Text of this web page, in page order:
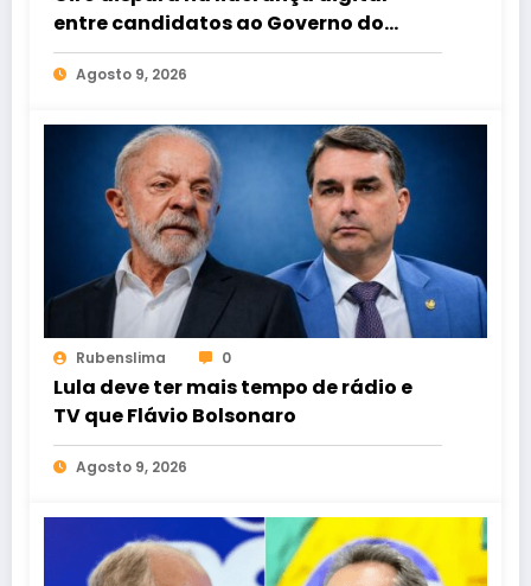
entre candidatos ao Governo do
Ceará
Agosto 9, 2026
Rubenslima 0
Lula deve ter mais tempo de rádio e
TV que Flávio Bolsonaro
Agosto 9, 2026